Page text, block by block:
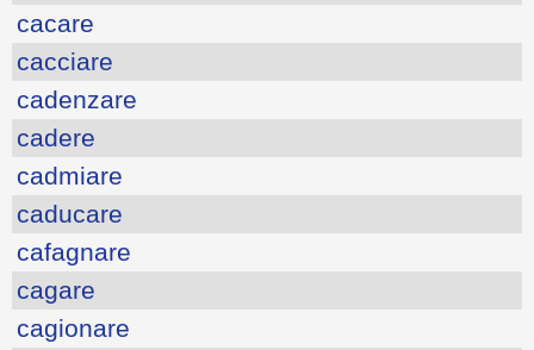
cacare
cacciare
cadenzare
cadere
cadmiare
caducare
cafagnare
cagare
cagionare